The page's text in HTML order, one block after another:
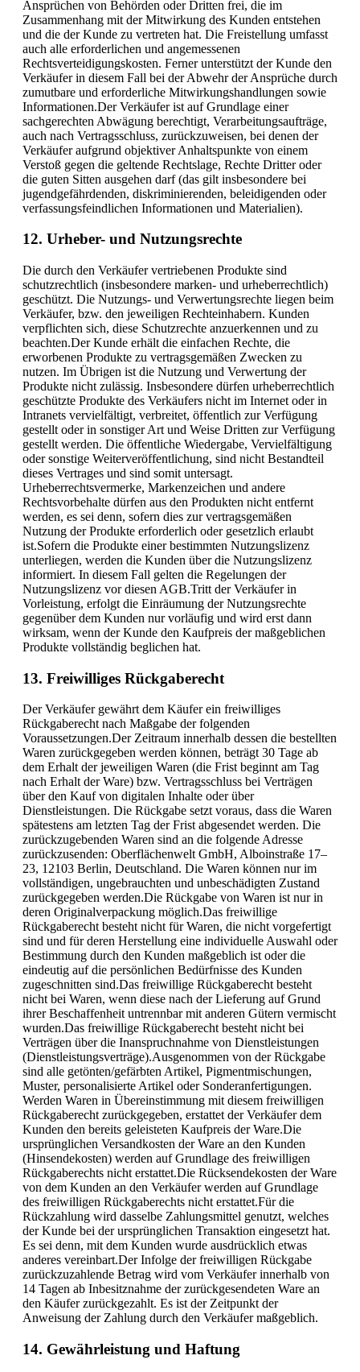
Ansprüchen von Behörden oder Dritten frei, die im
Zusammenhang mit der Mitwirkung des Kunden entstehen
und die der Kunde zu vertreten hat. Die Freistellung umfasst
auch alle erforderlichen und angemessenen
Rechtsverteidigungskosten. Ferner unterstützt der Kunde den
Verkäufer in diesem Fall bei der Abwehr der Ansprüche durch
zumutbare und erforderliche Mitwirkungshandlungen sowie
Informationen.Der Verkäufer ist auf Grundlage einer
sachgerechten Abwägung berechtigt, Verarbeitungsaufträge,
auch nach Vertragsschluss, zurückzuweisen, bei denen der
Verkäufer aufgrund objektiver Anhaltspunkte von einem
Verstoß gegen die geltende Rechtslage, Rechte Dritter oder
die guten Sitten ausgehen darf (das gilt insbesondere bei
jugendgefährdenden, diskriminierenden, beleidigenden oder
verfassungsfeindlichen Informationen und Materialien).
12. Urheber- und Nutzungsrechte
Die durch den Verkäufer vertriebenen Produkte sind
schutzrechtlich (insbesondere marken- und urheberrechtlich)
geschützt. Die Nutzungs- und Verwertungsrechte liegen beim
Verkäufer, bzw. den jeweiligen Rechteinhabern. Kunden
verpflichten sich, diese Schutzrechte anzuerkennen und zu
beachten.Der Kunde erhält die einfachen Rechte, die
erworbenen Produkte zu vertragsgemäßen Zwecken zu
nutzen. Im Übrigen ist die Nutzung und Verwertung der
Produkte nicht zulässig. Insbesondere dürfen urheberrechtlich
geschützte Produkte des Verkäufers nicht im Internet oder in
Intranets vervielfältigt, verbreitet, öffentlich zur Verfügung
gestellt oder in sonstiger Art und Weise Dritten zur Verfügung
gestellt werden. Die öffentliche Wiedergabe, Vervielfältigung
oder sonstige Weiterveröffentlichung, sind nicht Bestandteil
dieses Vertrages und sind somit untersagt.
Urheberrechtsvermerke, Markenzeichen und andere
Rechtsvorbehalte dürfen aus den Produkten nicht entfernt
werden, es sei denn, sofern dies zur vertragsgemäßen
Nutzung der Produkte erforderlich oder gesetzlich erlaubt
ist.Sofern die Produkte einer bestimmten Nutzungslizenz
unterliegen, werden die Kunden über die Nutzungslizenz
informiert. In diesem Fall gelten die Regelungen der
Nutzungslizenz vor diesen AGB.Tritt der Verkäufer in
Vorleistung, erfolgt die Einräumung der Nutzungsrechte
gegenüber dem Kunden nur vorläufig und wird erst dann
wirksam, wenn der Kunde den Kaufpreis der maßgeblichen
Produkte vollständig beglichen hat.
13. Freiwilliges Rückgaberecht
Der Verkäufer gewährt dem Käufer ein freiwilliges
Rückgaberecht nach Maßgabe der folgenden
Voraussetzungen.Der Zeitraum innerhalb dessen die bestellten
Waren zurückgegeben werden können, beträgt 30 Tage ab
dem Erhalt der jeweiligen Waren (die Frist beginnt am Tag
nach Erhalt der Ware) bzw. Vertragsschluss bei Verträgen
über den Kauf von digitalen Inhalte oder über
Dienstleistungen. Die Rückgabe setzt voraus, dass die Waren
spätestens am letzten Tag der Frist abgesendet werden. Die
zurückzugebenden Waren sind an die folgende Adresse
zurückzusenden: Oberflächenwelt GmbH, Alboinstraße 17–
23, 12103 Berlin, Deutschland. Die Waren können nur im
vollständigen, ungebrauchten und unbeschädigten Zustand
zurückgegeben werden.Die Rückgabe von Waren ist nur in
deren Originalverpackung möglich.Das freiwillige
Rückgaberecht besteht nicht für Waren, die nicht vorgefertigt
sind und für deren Herstellung eine individuelle Auswahl oder
Bestimmung durch den Kunden maßgeblich ist oder die
eindeutig auf die persönlichen Bedürfnisse des Kunden
zugeschnitten sind.Das freiwillige Rückgaberecht besteht
nicht bei Waren, wenn diese nach der Lieferung auf Grund
ihrer Beschaffenheit untrennbar mit anderen Gütern vermischt
wurden.Das freiwillige Rückgaberecht besteht nicht bei
Verträgen über die Inanspruchnahme von Dienstleistungen
(Dienstleistungsverträge).Ausgenommen von der Rückgabe
sind alle getönten/gefärbten Artikel, Pigmentmischungen,
Muster, personalisierte Artikel oder Sonderanfertigungen.
Werden Waren in Übereinstimmung mit diesem freiwilligen
Rückgaberecht zurückgegeben, erstattet der Verkäufer dem
Kunden den bereits geleisteten Kaufpreis der Ware.Die
ursprünglichen Versandkosten der Ware an den Kunden
(Hinsendekosten) werden auf Grundlage des freiwilligen
Rückgaberechts nicht erstattet.Die Rücksendekosten der Ware
von dem Kunden an den Verkäufer werden auf Grundlage
des freiwilligen Rückgaberechts nicht erstattet.Für die
Rückzahlung wird dasselbe Zahlungsmittel genutzt, welches
der Kunde bei der ursprünglichen Transaktion eingesetzt hat.
Es sei denn, mit dem Kunden wurde ausdrücklich etwas
anderes vereinbart.Der Infolge der freiwilligen Rückgabe
zurückzuzahlende Betrag wird vom Verkäufer innerhalb von
14 Tagen ab Inbesitznahme der zurückgesendeten Ware an
den Käufer zurückgezahlt. Es ist der Zeitpunkt der
Anweisung der Zahlung durch den Verkäufer maßgeblich.
14. Gewährleistung und Haftung